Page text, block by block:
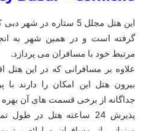
این هتل مجلل 5 ستاره
گرفته است و در همین شهر به
مرتبط خود با مسافران می پردازد.
علاوه بر مسافرانی که در این هتل
بیرون هتل این امکان را دارند
جداگانه از برخی قسمت های آن بهره
پذیرش 24 ساعته هتل در